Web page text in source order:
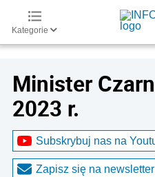
Kategorie
Minister
2023 r.
Subskrybuj nas na
Zapisz się na newsletter